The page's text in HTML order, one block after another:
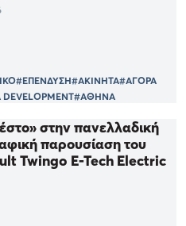
#ΕΠΕΝΔΥΣΗ#ΑΚΙΝΗΤΑ#ΑΓΟΡΑ
#ΑΘΗΝΑ
στην πανελλαδική
παρουσίαση του
Twingo E-Tech Electric